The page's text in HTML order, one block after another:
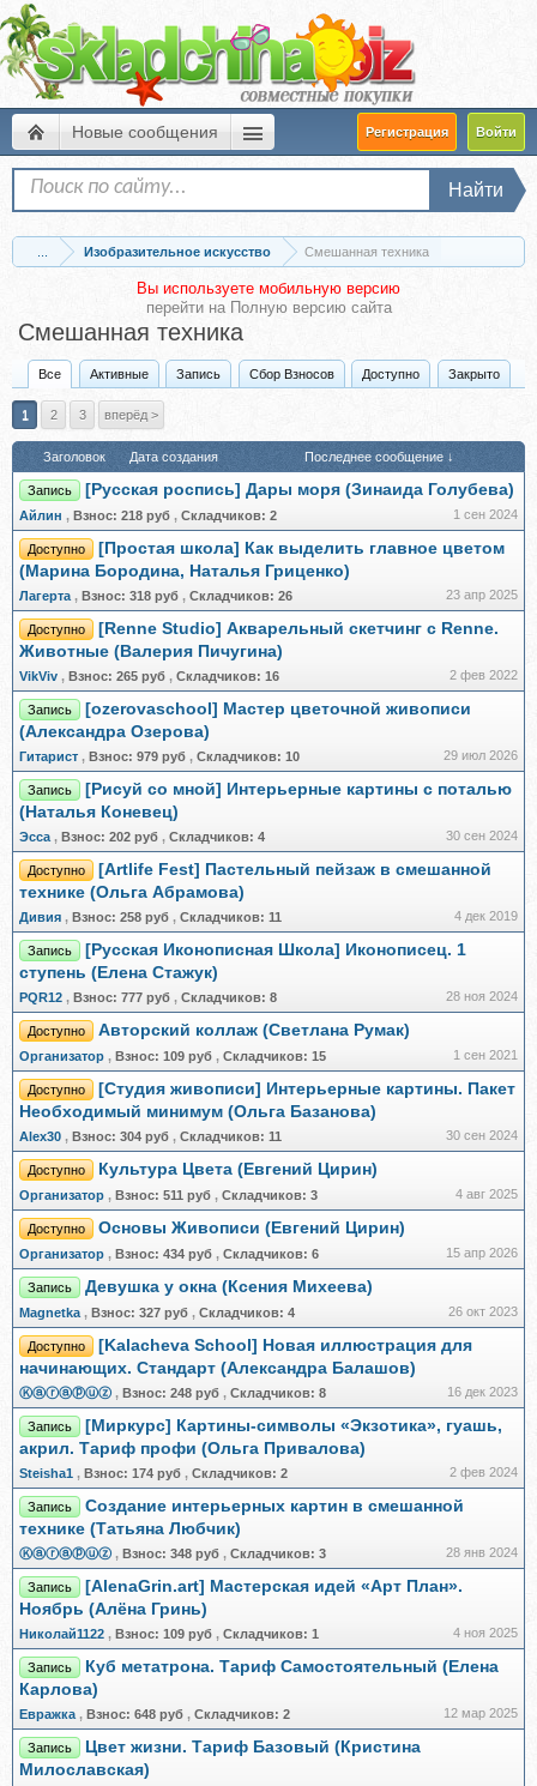
Новые сообщения Регистрация Войти
Найти
Изобразительное искусство Смешанная техника
Вы используете мобильную версию
перейти на Полную версию сайта
Смешанная техника
Все Активные Запись Сбор Взносов Доступно Закрыто
1 2 3 вперёд >
Заголовок Дата создания Последнее сообщение ↓
Запись [Русская роспись] Дары моря (Зинаида Голубева)
Айлин , Взнос: 218 руб , Складчиков: 2 1 сен 2024
Доступно
[Простая школа] Кaк выделить главное цветом
(Марина Бородина, Наталья Гриценко)
Лагерта , Взнос: 318 руб , Складчиков: 26 23 апр 2025
Доступно
[Renne Studio] Акварельный скетчинг с Renne.
Животные (Валерия Пичугина)
VikViv , Взнос: 265 руб , Складчиков: 16 2 фев 2022
Запись
[ozerovaschool] Мастер цветочной живописи
(Александра Озерова)
Гитарист , Взнос: 979 руб , Складчиков: 10 29 июл 2026
Запись
[Рисуй со мной] Интерьерные картины с поталью
(Наталья Коневец)
Эсса , Взнос: 202 руб , Складчиков: 4 30 сен 2024
Доступно
[Artlife Fest] Пастельный пейзаж в смешанной
технике (Ольга Абрамова)
Дивия , Взнос: 258 руб , Складчиков: 11 4 дек 2019
Запись
[Русская Иконописная Школа] Иконописец. 1
ступень (Елена Стажук)
PQR12 , Взнос: 777 руб , Складчиков: 8 28 ноя 2024
Доступно Авторский коллаж (Светлана Румак)
Организатор , Взнос: 109 руб , Складчиков: 15 1 сен 2021
Доступно
[Студия живописи] Интерьерные картины. Пакет
Необходимый минимум (Ольга Базанова)
Alex30 , Взнос: 304 руб , Складчиков: 11 30 сен 2024
Доступно Культура Цвета (Евгений Цирин)
Организатор , Взнос: 511 руб , Складчиков: 3 4 авг 2025
Доступно Основы Живописи (Евгений Цирин)
Организатор , Взнос: 434 руб , Складчиков: 6 15 апр 2026
Запись Девушка у окна (Ксения Михеева)
Magnetka , Взнос: 327 руб , Складчиков: 4 26 окт 2023
Доступно
[Kalacheva School] Новая иллюстрация для
начинающих. Стандарт (Александра Балашов)
Ⓚⓐⓡⓐⓟⓤⓩ , Взнос: 248 руб , Складчиков: 8 16 дек 2023
Запись
[Миркурс] Картины-символы «Экзотика», гуашь,
акрил. Тариф профи (Ольга Привалова)
Steisha1 , Взнос: 174 руб , Складчиков: 2 2 фев 2024
Запись
Создание интерьерных картин в смешанной
технике (Татьяна Любчик)
Ⓚⓐⓡⓐⓟⓤⓩ , Взнос: 348 руб , Складчиков: 3 28 янв 2024
Запись
[AlenaGrin.art] Мастерская идей «Арт План».
Ноябрь (Алёна Гринь)
Николай1122 , Взнос: 109 руб , Складчиков: 1 4 ноя 2025
Запись
Куб метатрона. Тариф Самостоятельный (Елена
Карлова)
Евражкa , Взнос: 648 руб , Складчиков: 2 12 мар 2025
Запись
Цвет жизни. Тариф Базовый (Кристина
Милославская)